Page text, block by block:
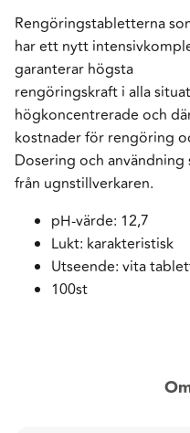
Rengöringstabletterna
har ett nytt
garanterar högsta
rengöringskraft i alla
högkoncentrerade och
kostnader för rengöring
Dosering och
från ugnstillverkaren.
pH-värde: 12,7
Lukt: karakteristisk
Utseende: vita
100st